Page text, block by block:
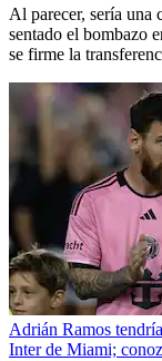
Al parecer, sería una
sentado el bombazo
se firme la
Adrián Ramos
Inter de Miami;